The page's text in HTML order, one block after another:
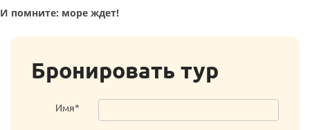
И помните: море ждет!
Бронировать тур
Имя*